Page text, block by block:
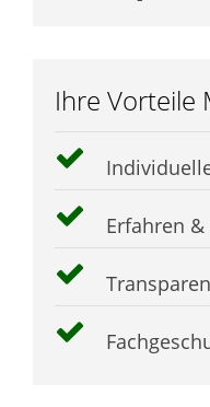
Ihre Vorteile
Erfahren